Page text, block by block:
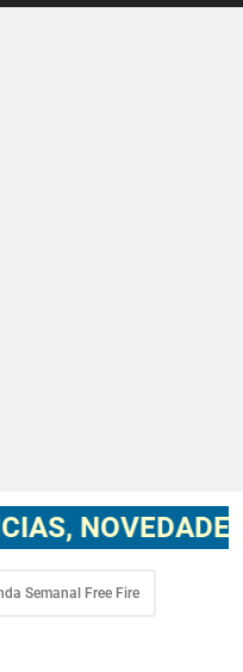
Semanal Free Fire